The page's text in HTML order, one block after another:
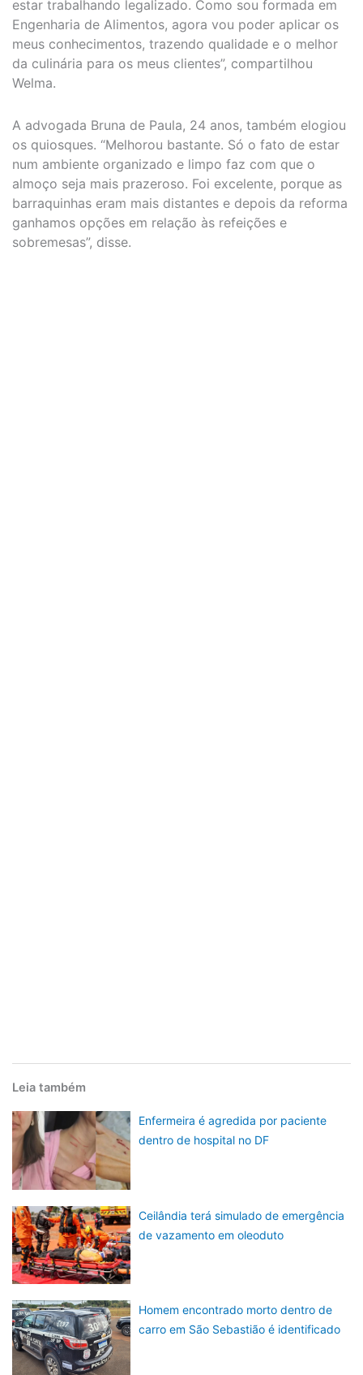
estar trabalhando legalizado. Como sou formada em
Engenharia de Alimentos, agora vou poder aplicar os
meus conhecimentos, trazendo qualidade e o melhor
da culinária para os meus clientes”, compartilhou
Welma.
A advogada Bruna de Paula, 24 anos, também elogiou
os quiosques. “Melhorou bastante. Só o fato de estar
num ambiente organizado e limpo faz com que o
almoço seja mais prazeroso. Foi excelente, porque as
barraquinhas eram mais distantes e depois da reforma
ganhamos opções em relação às refeições e
sobremesas”, disse.
Leia também
Enfermeira é agredida por paciente
dentro de hospital no DF
Ceilândia terá simulado de emergência
de vazamento em oleoduto
Homem encontrado morto dentro de
carro em São Sebastião é identificado